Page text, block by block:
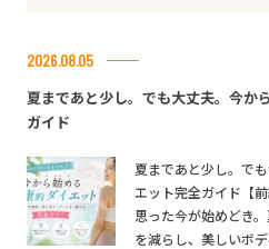
2026.08.05
夏まであと少し。でも大丈夫。今か
ガイド
夏まであと少し。で
エット完全ガイド【
思った今が始めどき
を減らし、美しいボ